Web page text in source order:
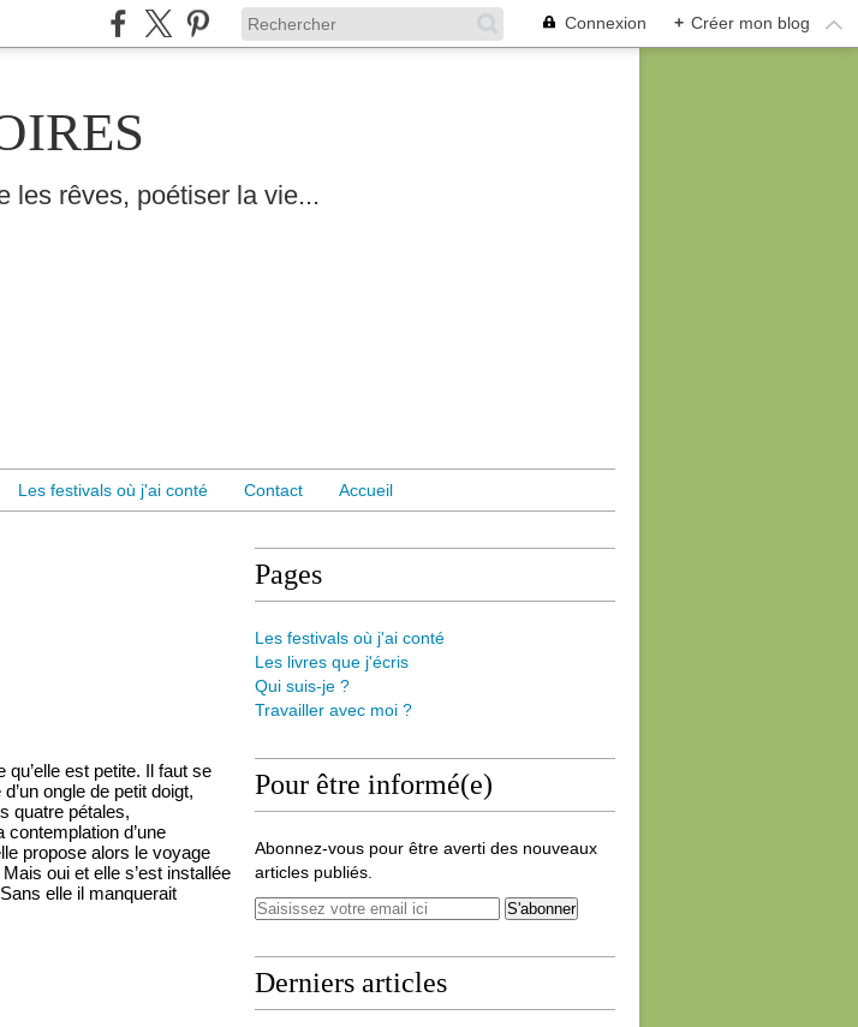
Connexion + Créer mon blog
les rêves, poétiser la vie...
Les festivals où j'ai conté Contact Accueil
qu’elle est petite. Il faut se
ongle de petit doigt,
quatre pétales,
d’une
propose alors le voyage
oui et elle s’est installée
elle il manquerait
Pages
Les festivals où j'ai conté
Les livres que j'écris
Qui suis-je ?
Travailler avec moi ?
Pour être informé(e)
Abonnez-vous pour être averti des nouveaux
articles publiés.
Derniers articles